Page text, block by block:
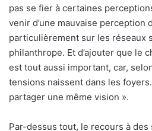
pas se fier à certaines
venir d’une mauvaise perception
particulièrement sur les réseaux
philanthrope. Et d’ajouter que le
est tout aussi important, car,
tensions naissent dans les
partager une même vision ».
Par-dessus tout, le recours à des